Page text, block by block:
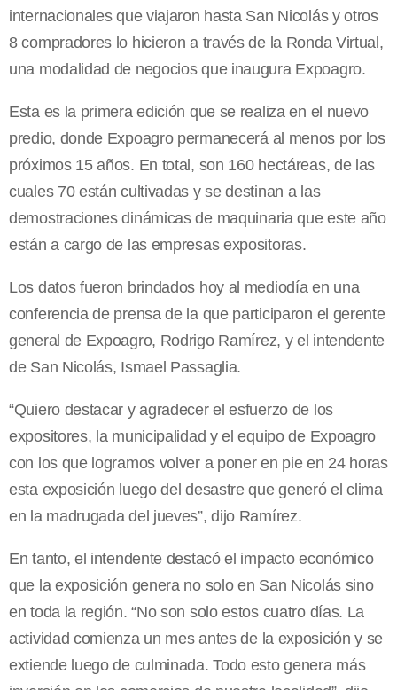
internacionales que viajaron hasta San Nicolás y otros
8 compradores lo hicieron a través de la Ronda Virtual,
una modalidad de negocios que inaugura Expoagro.
Esta es la primera edición que se realiza en el nuevo
predio, donde Expoagro permanecerá al menos por los
próximos 15 años. En total, son 160 hectáreas, de las
cuales 70 están cultivadas y se destinan a las
demostraciones dinámicas de maquinaria que este año
están a cargo de las empresas expositoras.
Los datos fueron brindados hoy al mediodía en una
conferencia de prensa de la que participaron el gerente
general de Expoagro, Rodrigo Ramírez, y el intendente
de San Nicolás, Ismael Passaglia.
“Quiero destacar y agradecer el esfuerzo de los
expositores, la municipalidad y el equipo de Expoagro
con los que logramos volver a poner en pie en 24 horas
esta exposición luego del desastre que generó el clima
en la madrugada del jueves”, dijo Ramírez.
En tanto, el intendente destacó el impacto económico
que la exposición genera no solo en San Nicolás sino
en toda la región. “No son solo estos cuatro días. La
actividad comienza un mes antes de la exposición y se
extiende luego de culminada. Todo esto genera más